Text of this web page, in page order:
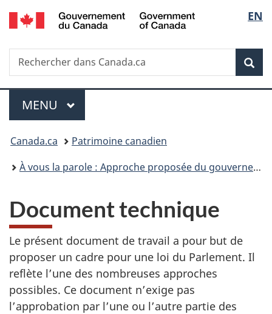
Passer
au
principal
Passer
à
Au
du
Passer
à
version
simplifiée
de
la
EN
Recherche
Rechercher
dans
Menu
MENU PRINCIPAL
Vous
êtes
Canada.ca
Patrimoine canadien
À vous la parole : Approche proposée du gouvernement pour s’attaquer au contenu préjudiciable en ligne
Document technique
Le présent document de travail a pour but de
proposer un cadre pour une loi du Parlement. Il
reflète l’une des nombreuses approches
possibles. Ce document n’exige pas
l’approbation par l’une ou l’autre partie des